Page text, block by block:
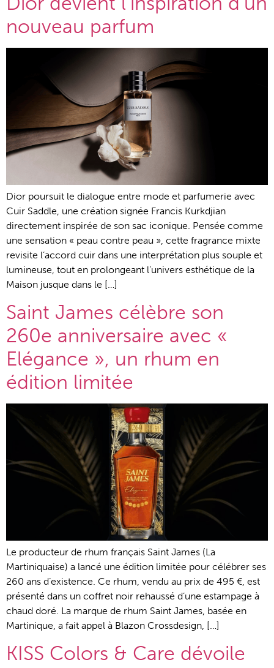
nouveau parfum
Dior poursuit le dialogue entre mode et parfumerie avec
Cuir Saddle, une création signée Francis Kurkdjian
directement inspirée de son sac iconique. Pensée comme
une sensation « peau contre peau », cette fragrance mixte
revisite l’accord cuir dans une interprétation plus souple et
lumineuse, tout en prolongeant l’univers esthétique de la
Maison jusque dans le […]
Saint James célèbre son
260e anniversaire avec «
Elégance », un rhum en
édition limitée
Le producteur de rhum français Saint James (La
Martiniquaise) a lancé une édition limitée pour célébrer ses
260 ans d’existence. Ce rhum, vendu au prix de 495 €, est
présenté dans un coffret noir rehaussé d’une estampage à
chaud doré. La marque de rhum Saint James, basée en
Martinique, a fait appel à Blazon Crossdesign, […]
KISS Colors & Care dévoile